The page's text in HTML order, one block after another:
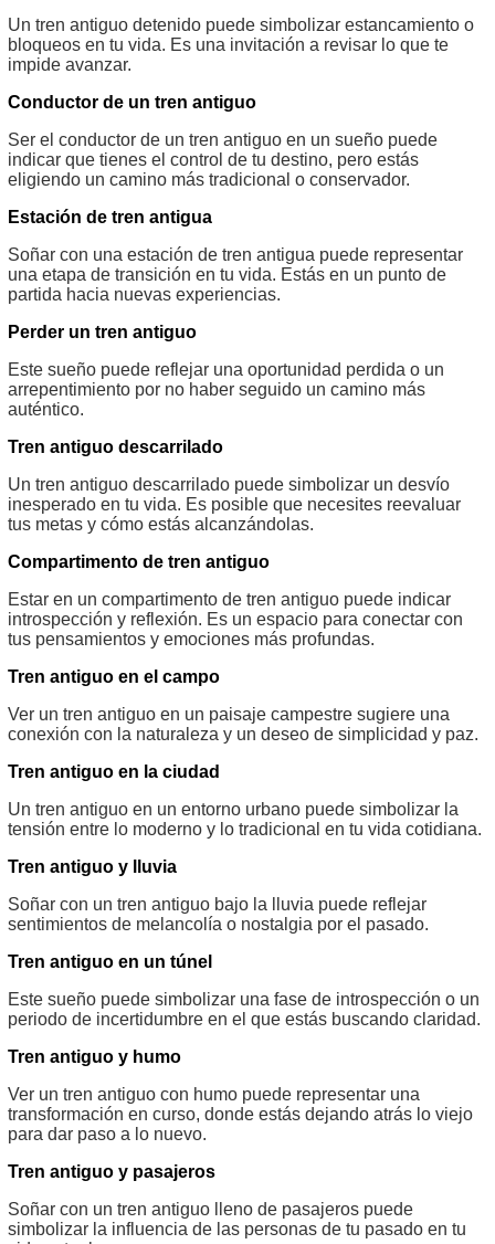
Un tren antiguo detenido puede simbolizar estancamiento o
bloqueos en tu vida. Es una invitación a revisar lo que te
impide avanzar.
Conductor de un tren antiguo
Ser el conductor de un tren antiguo en un sueño puede
indicar que tienes el control de tu destino, pero estás
eligiendo un camino más tradicional o conservador.
Estación de tren antigua
Soñar con una estación de tren antigua puede representar
una etapa de transición en tu vida. Estás en un punto de
partida hacia nuevas experiencias.
Perder un tren antiguo
Este sueño puede reflejar una oportunidad perdida o un
arrepentimiento por no haber seguido un camino más
auténtico.
Tren antiguo descarrilado
Un tren antiguo descarrilado puede simbolizar un desvío
inesperado en tu vida. Es posible que necesites reevaluar
tus metas y cómo estás alcanzándolas.
Compartimento de tren antiguo
Estar en un compartimento de tren antiguo puede indicar
introspección y reflexión. Es un espacio para conectar con
tus pensamientos y emociones más profundas.
Tren antiguo en el campo
Ver un tren antiguo en un paisaje campestre sugiere una
conexión con la naturaleza y un deseo de simplicidad y paz.
Tren antiguo en la ciudad
Un tren antiguo en un entorno urbano puede simbolizar la
tensión entre lo moderno y lo tradicional en tu vida cotidiana.
Tren antiguo y lluvia
Soñar con un tren antiguo bajo la lluvia puede reflejar
sentimientos de melancolía o nostalgia por el pasado.
Tren antiguo en un túnel
Este sueño puede simbolizar una fase de introspección o un
periodo de incertidumbre en el que estás buscando claridad.
Tren antiguo y humo
Ver un tren antiguo con humo puede representar una
transformación en curso, donde estás dejando atrás lo viejo
para dar paso a lo nuevo.
Tren antiguo y pasajeros
Soñar con un tren antiguo lleno de pasajeros puede
simbolizar la influencia de las personas de tu pasado en tu